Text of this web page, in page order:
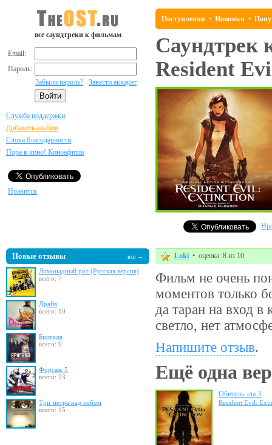
все саундтреки к фильмам
Email:
Пароль:
Забыли пароль?
Завести аккаунт
Служба поддержки
Добавить альбом
Слова благодарности
Пора в кино! Киноафиша
Нравится
Новые отзывы все →
Лимонадный рот (Русская версия)
всего: 7
Драйв
всего: 10
Бригада
всего: 9
Форсаж 5
всего: 23
Три метра над небом
всего: 15
Поступления • Новинки •
Саундтрек
Resident
Loki • оценка: 8 из 10
Фильм не очень
моментов только
да таран на вход
светло, нет
Напишите отзыв.
Ещё одна
Обитель зла 3
Resident Evil: